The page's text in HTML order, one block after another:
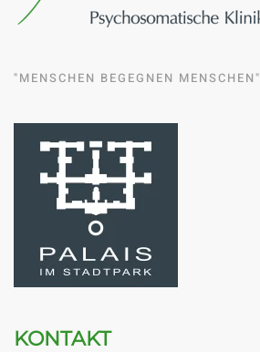
"MENSCHEN BEGEGNEN MENSCHEN"
KONTAKT